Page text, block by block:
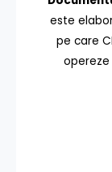
este
pe care